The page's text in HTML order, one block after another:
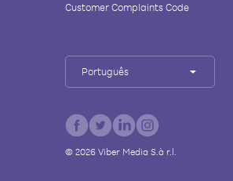
Customer Complaints Code
Português
© 2026Viber Media S.à r.l.